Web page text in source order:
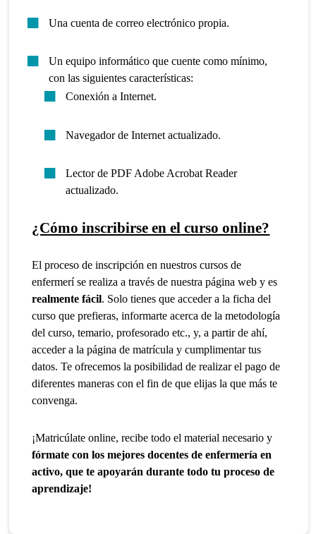
Una cuenta de correo electrónico propia.
Un equipo informático que cuente como mínimo,
con las siguientes características:
Conexión a Internet.
Navegador de Internet actualizado.
Lector de PDF Adobe Acrobat Reader
actualizado.
¿Cómo inscribirse en el curso online?
El proceso de inscripción en nuestros cursos de
enfermerí se realiza a través de nuestra página web y es
realmente fácil. Solo tienes que acceder a la ficha del
curso que prefieras, informarte acerca de la metodología
del curso, temario, profesorado etc., y, a partir de ahí,
acceder a la página de matrícula y cumplimentar tus
datos. Te ofrecemos la posibilidad de realizar el pago de
diferentes maneras con el fin de que elijas la que más te
convenga.
¡Matricúlate online, recibe todo el material necesario y
fórmate con los mejores docentes de enfermería en
activo, que te apoyarán durante todo tu proceso de
aprendizaje!